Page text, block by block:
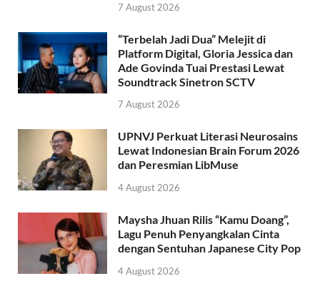
7 August 2026
“Terbelah Jadi Dua” Melejit di
Platform Digital, Gloria Jessica dan
Ade Govinda Tuai Prestasi Lewat
Soundtrack Sinetron SCTV
7 August 2026
UPNVJ Perkuat Literasi Neurosains
Lewat Indonesian Brain Forum 2026
dan Peresmian LibMuse
4 August 2026
Maysha Jhuan Rilis “Kamu Doang”,
Lagu Penuh Penyangkalan Cinta
dengan Sentuhan Japanese City Pop
4 August 2026